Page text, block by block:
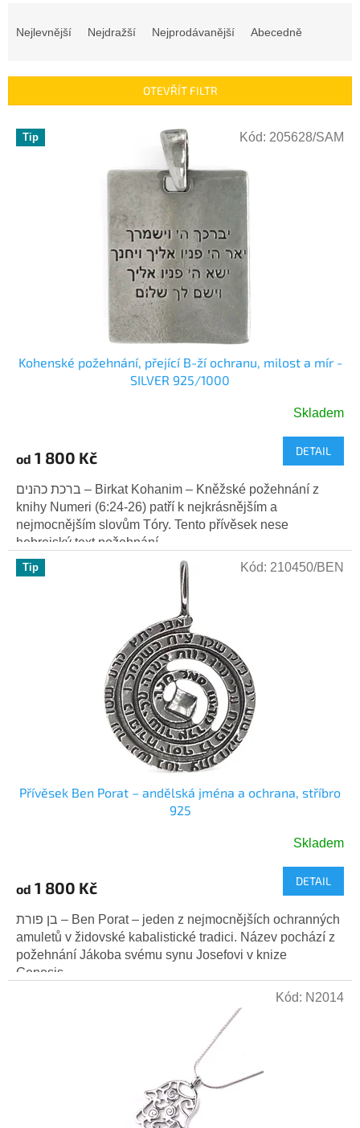
n
Nejlevnější Nejdražší Nejprodávanější Abecedně
OTEVŘÍT FILTR
V Tip
Kohenské požehnání, přející B-ží ochranu, milost a mír -
SILVER 925/1000
produktu
je
5,0
z
5
hvězdiček.
Skladem
od 1 800 Kč DETAIL
ברכת כהנים – Birkat Kohanim – Kněžské požehnání z
knihy Numeri (6:24-26) patří k nejkrásnějším a
nejmocnějším slovům Tóry. Tento přívěsek nese
hebrejský text požehnání,...
Kód: 205628/SAM
Tip
Přívěsek Ben Porat – andělská jména a ochrana, stříbro
925
Skladem
od 1 800 Kč DETAIL
בן פורת – Ben Porat – jeden z nejmocnějších ochranných
amuletů v židovské kabalistické tradici. Název pochází z
požehnání Jákoba svému synu Josefovi v knize
Genesis...
Kód: 210450/BEN
Kód: N2014